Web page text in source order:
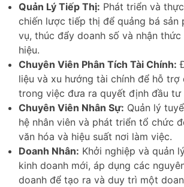
Quản Lý Tiếp Thị: Phát triển và
chiến lược tiếp thị để quảng bá sản
vụ, thúc đẩy doanh số và nhận
hiệu.
Chuyên Viên Phân Tích Tài Chính:
liệu và xu hướng tài chính để hỗ trợ
trong việc đưa ra quyết định đầu tư
Chuyên Viên Nhân Sự: Quản lý
hệ nhân viên và phát triển tổ chức
văn hóa và hiệu suất nơi làm việc.
Doanh Nhân: Khởi nghiệp và quản
kinh doanh mới, áp dụng các
doanh để tạo ra và duy trì một